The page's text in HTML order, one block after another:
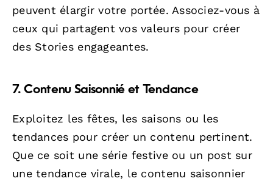
peuvent élargir votre portée. Associez-vous à
ceux qui partagent vos valeurs pour créer
des Stories engageantes.
7. Contenu Saisonnié et Tendance
Exploitez les fêtes, les saisons ou les
tendances pour créer un contenu pertinent.
Que ce soit une série festive ou un post sur
une tendance virale, le contenu saisonnier